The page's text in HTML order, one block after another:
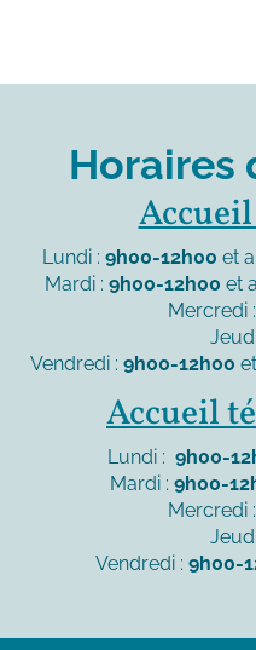
Horaires
Lundi : 9h00-12h00 et
Mardi : 9h00-12h00 et
Mercredi :
Vendredi : 9h00-12h00
Accueil
Lundi : 9h00-
Mardi : 9h00-
Mercredi :
Vendredi : 9h00-